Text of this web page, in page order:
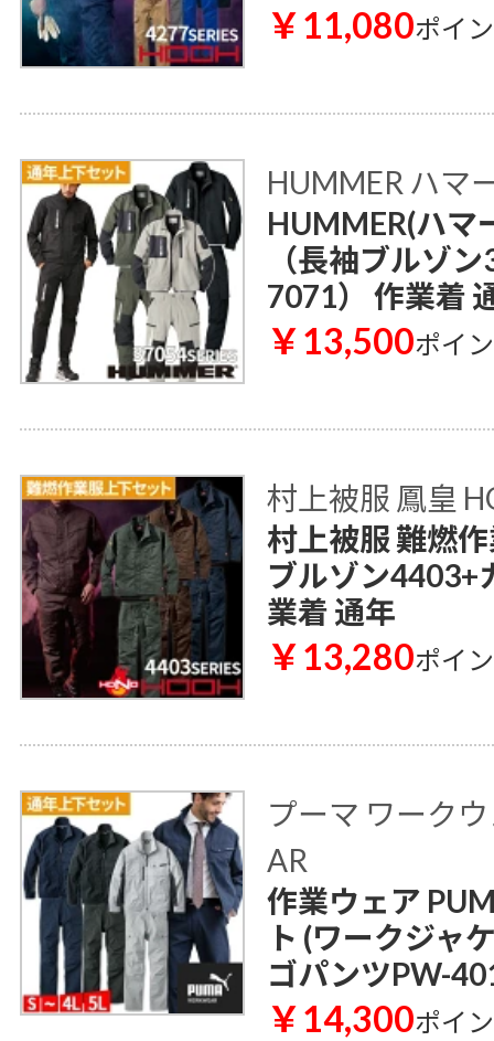
￥11,080ポイ
HUMMER ハマ
HUMMER(ハマ
（長袖ブルゾ
7071） 作業着
￥13,500ポイ
村上被服 鳳皇
村上被服 難燃
ブルゾン4403+
業着 通年
￥13,280ポイ
プーマ ワーク
AR
作業ウェア
ト (ワークジャ
ゴパンツPW-
￥14,300ポイ